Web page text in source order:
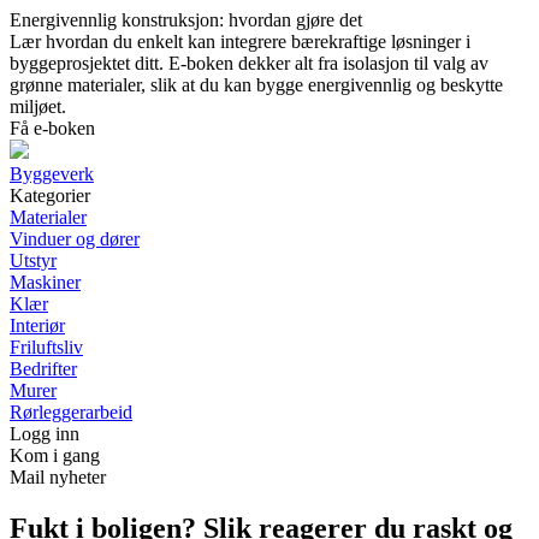
Energivennlig konstruksjon: hvordan gjøre det
Lær hvordan du enkelt kan integrere bærekraftige løsninger i
byggeprosjektet ditt. E-boken dekker alt fra isolasjon til valg av
grønne materialer, slik at du kan bygge energivennlig og beskytte
miljøet.
Få e-boken
Byggeverk
Kategorier
Materialer
Vinduer og dører
Utstyr
Maskiner
Klær
Interiør
Friluftsliv
Bedrifter
Murer
Rørleggerarbeid
Logg inn
Kom i gang
Mail nyheter
Fukt i boligen? Slik reagerer du raskt og